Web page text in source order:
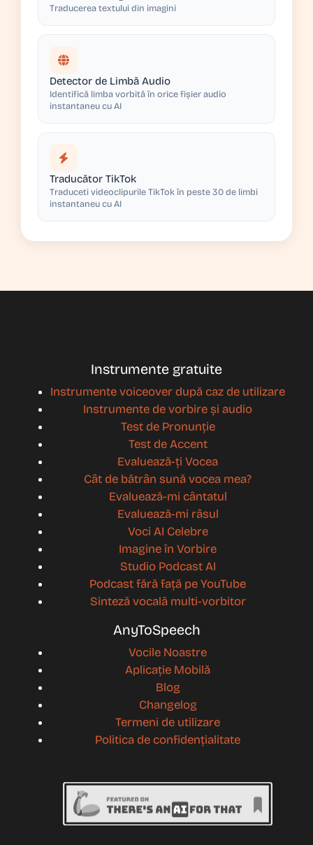
Traducerea textului din imagini
Detector de Limbă Audio
Identifică limba vorbită în orice fișier audio
instantaneu cu AI
Traducător TikTok
Traduceti videoclipurile TikTok în peste 30 de limbi
instantaneu cu AI
Instrumente gratuite
Instrumente voiceover după caz de utilizare
Instrumente de vorbire și audio
Test de Pronunție
Test de Accent
Evaluează-ți Vocea
Cât de bătrân sună vocea mea?
Evaluează-mi cântatul
Evaluează-mi râsul
Voci AI Celebre
Imagine în Vorbire
Studio Podcast AI
Podcast fără față pe YouTube
Sinteză vocală multi-vorbitor
AnyToSpeech
Vocile Noastre
Aplicație Mobilă
Blog
Changelog
Termeni de utilizare
Politica de confidențialitate